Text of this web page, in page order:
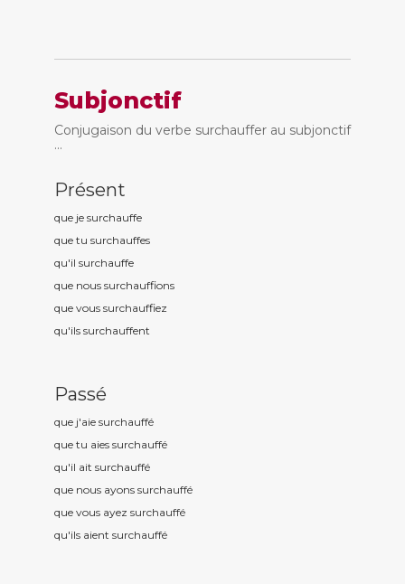
Subjonctif
Conjugaison du verbe surchauffer au subjonctif
...
Présent
que je surchauffe
que tu surchauffes
qu'il surchauffe
que nous surchauffions
que vous surchauffiez
qu'ils surchauffent
Passé
que j'aie surchauffé
que tu aies surchauffé
qu'il ait surchauffé
que nous ayons surchauffé
que vous ayez surchauffé
qu'ils aient surchauffé